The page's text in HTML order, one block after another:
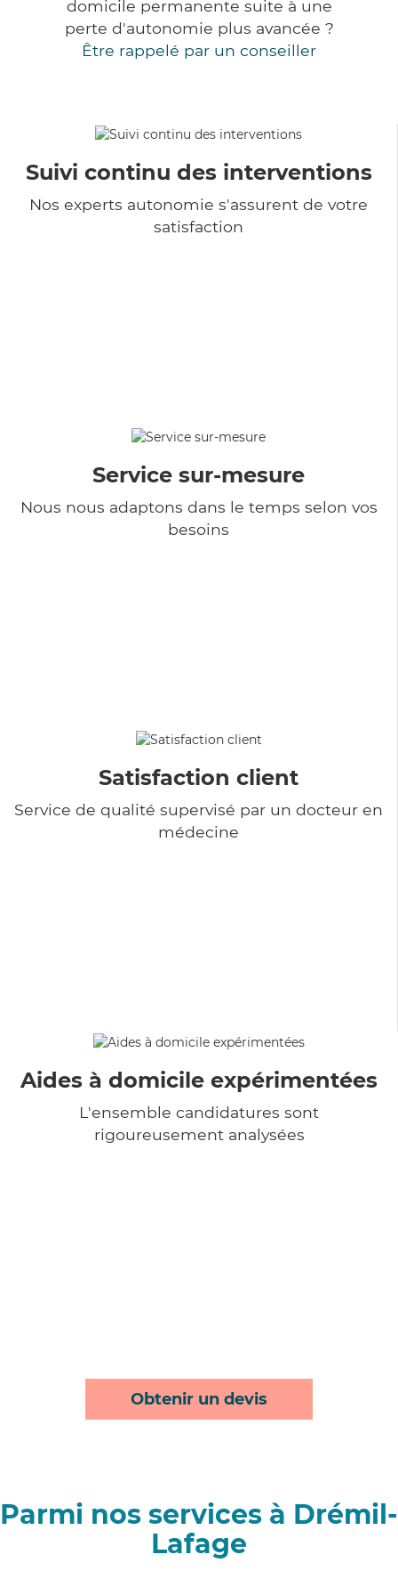
domicile permanente suite à une
perte d'autonomie plus avancée ?
Être rappelé par un conseiller
Suivi continu des interventions
Nos experts autonomie s'assurent de votre
satisfaction
Service sur-mesure
Nous nous adaptons dans le temps selon vos
besoins
Satisfaction client
Service de qualité supervisé par un docteur en
médecine
Aides à domicile expérimentées
L'ensemble candidatures sont
rigoureusement analysées
Obtenir un devis
Parmi nos services à Drémil-
Lafage